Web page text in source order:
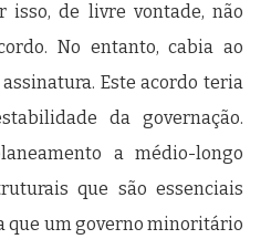
isso, de livre vontade, não
No entanto, cabia ao
Este acordo teria
da governação.
a médio-longo
que são essenciais
que um governo minoritário